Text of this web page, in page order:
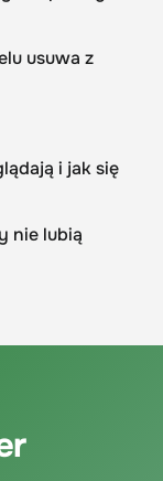
usuwa z
i jak się
nie lubią